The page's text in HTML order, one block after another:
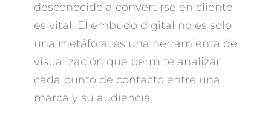
desconocido a convertirse en cliente
es vital. El embudo digital no es solo
una metáfora: es una herramienta de
visualización que permite analizar
cada punto de contacto entre una
marca y su audiencia.